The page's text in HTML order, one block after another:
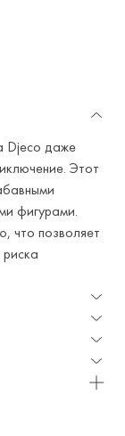
Djeco даже
Этот
фигурами.
что позволяет
состоянии
для
Любые
вами